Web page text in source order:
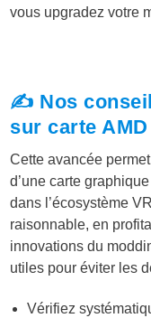
vous upgradez votre
✍️ Nos
sur carte
Cette avancée
d’une carte
dans l’écosystème
raisonnable, en
innovations du
utiles pour éviter les
Vérifiez